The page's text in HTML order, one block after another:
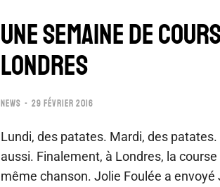
UNE SEMAINE DE
LONDRES
NEWS 29 FÉVRIER 2016
Lundi, des patates. Mardi, des
aussi. Finalement, à Londres, la course
même chanson. Jolie Foulée a envoyé